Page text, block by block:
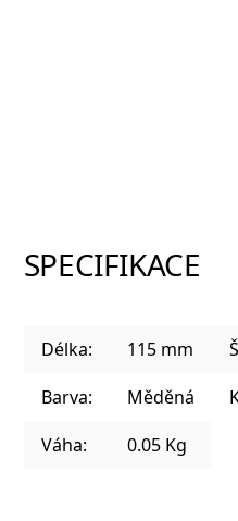
na koktejly
SPECIFIKACE
Délka: 115 mm
Barva:
Měděná
Váha:
0.05 Kg